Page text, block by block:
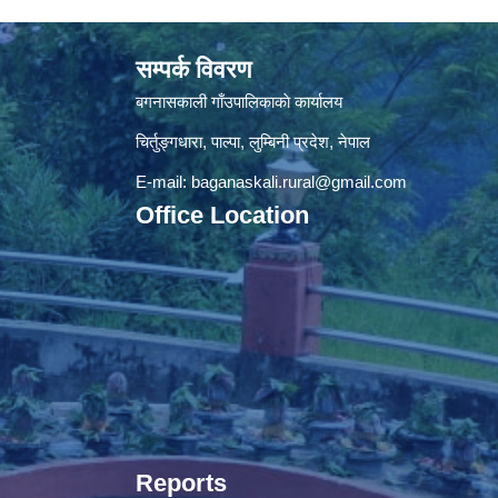
सम्पर्क विवरण
बगनासकाली गाँउपालिकाकाे कार्यालय
चिर्तुङ्गधारा, पाल्पा, लुम्बिनी प्रदेश, नेपाल
E-mail:baganaskali.rural@gmail.com
Office Location
Reports